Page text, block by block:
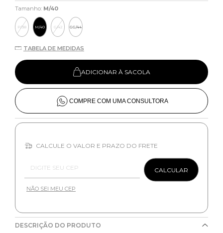
Tamanho: M/40
P/38 M/40 G/42 GG/44
TABELA DE MEDIDAS
ADICIONAR À SACOLA
COMPRE COM UMA CONSULTORA
CALCULE O VALOR E PRAZO DO FRETE
CALCULAR
NÃO SEI MEU CEP
DESCRIÇÃO DO PRODUTO